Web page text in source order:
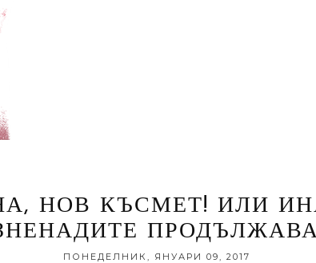
НОВ КЪСМЕТ! ИЛИ
ПОНЕДЕЛНИК, ЯНУАРИ 09, 2017